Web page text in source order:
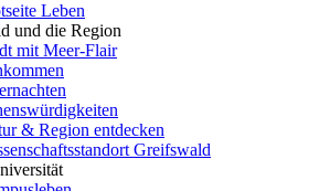
Leben
und die Region
mit Meer-Flair
& Region entdecken
Greifswald